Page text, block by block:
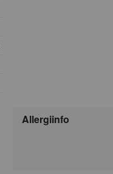
Allergiinfo